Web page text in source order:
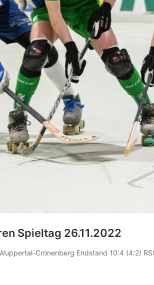
Spieltag 26.11.2022
Cronenberg Endstand 10:4 (4:2)